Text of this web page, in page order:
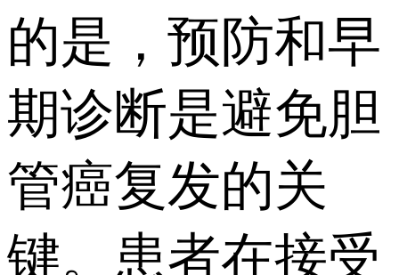
的是，预防和早
期诊断是避免胆
管癌复发的关
键。患者在接受